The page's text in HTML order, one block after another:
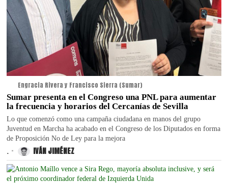
Engracia Rivera y Francisco Sierra (Sumar)
Sumar presenta en el Congreso una PNL para aumentar
la frecuencia y horarios del Cercanías de Sevilla
Lo que comenzó como una campaña ciudadana en manos del grupo
Juventud en Marcha ha acabado en el Congreso de los Diputados en forma
de Proposición No de Ley para la mejora
. IVÁN JIMÉNEZ